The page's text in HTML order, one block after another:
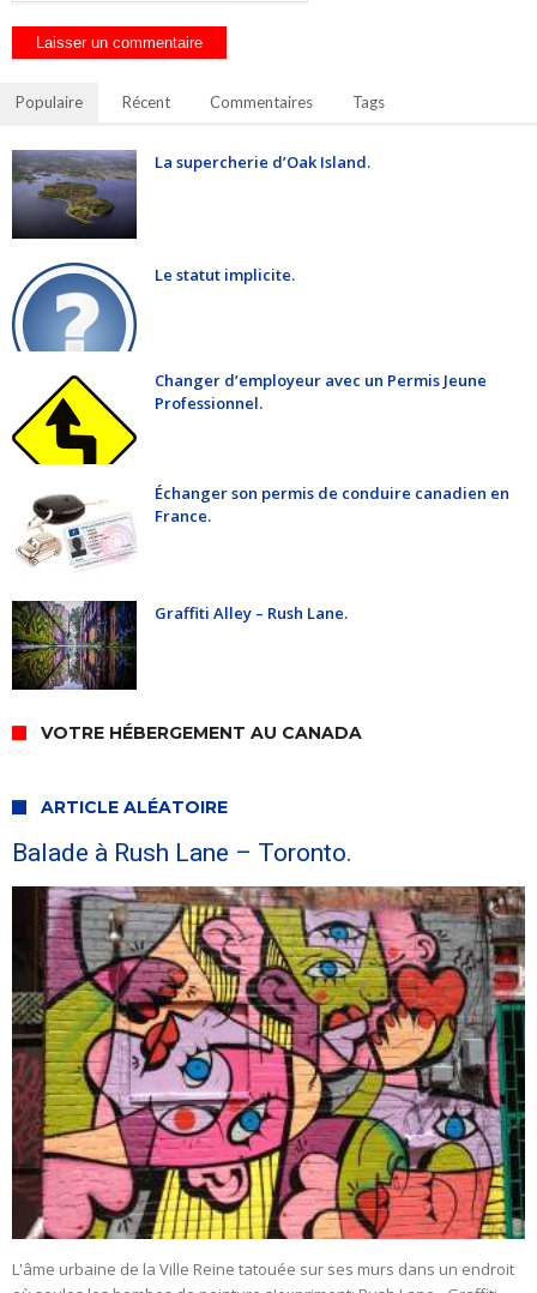
Populaire Récent Commentaires Tags
La supercherie d’Oak Island.
Le statut implicite.
Changer d’employeur avec un Permis Jeune
Professionnel.
Échanger son permis de conduire canadien en
France.
Graffiti Alley – Rush Lane.
VOTRE HÉBERGEMENT AU CANADA
ARTICLE ALÉATOIRE
Balade à Rush Lane – Toronto.
L'âme urbaine de la Ville Reine tatouée sur ses murs dans un endroit